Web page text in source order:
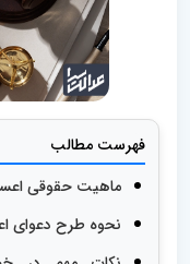
فهرست مطالب
ماهیت حقوقی
نحوه طرح دعوای